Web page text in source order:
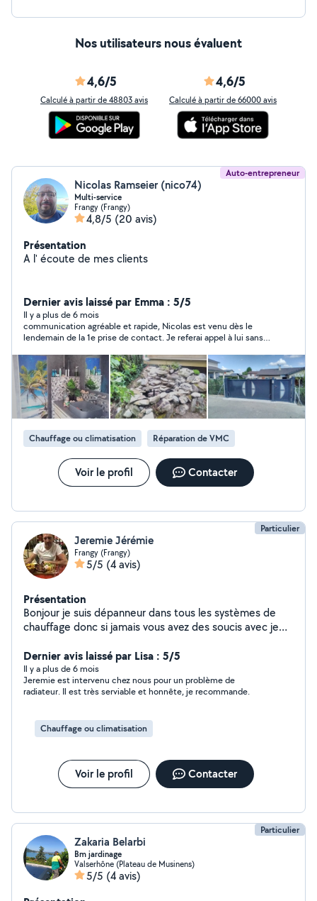
Nos utilisateurs nous évaluent
4,6/5
Calculé à partir de 48803 avis
4,6/5
Calculé à partir de 66000 avis
Auto-entrepreneur
Nicolas Ramseier (nico74)
Multi-service
Frangy (Frangy)
4,8/5 (20 avis)
Présentation
A l' écoute de mes clients
Dernier avis laissé par Emma : 5/5
Il y a plus de 6 mois
communication agréable et rapide, Nicolas est venu dès le
lendemain de la 1e prise de contact. Je referai appel à lui sans
Chauffage ou climatisation Réparation de VMC
Voir le profil Contacter
Particulier
Jeremie Jérémie
Frangy (Frangy)
5/5 (4 avis)
Présentation
Bonjour je suis dépanneur dans tous les systèmes de
chauffage donc si jamais vous avez des soucis avec je
Dernier avis laissé par Lisa : 5/5
Il y a plus de 6 mois
Jeremie est intervenu chez nous pour un problème de
radiateur. Il est très serviable et honnête, je recommande.
Chauffage ou climatisation
Voir le profil Contacter
Particulier
Zakaria Belarbi
Bm jardinage
Valserhône (Plateau de Musinens)
5/5 (4 avis)